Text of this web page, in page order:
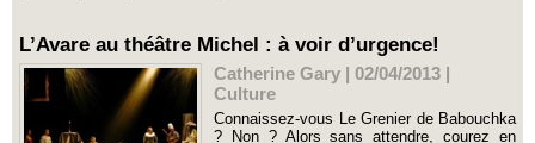
L’Avare au théâtre Michel : à voir d’urgence!
Catherine Gary | 02/04/2013 |
Culture
Connaissez-vous Le Grenier de Babouchka
? Non ? Alors sans attendre, courez en